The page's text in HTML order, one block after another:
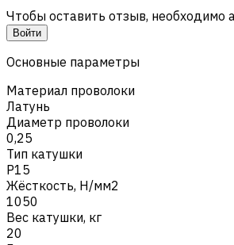
Чтобы оставить отзыв, необходимо
Войти
Основные параметры
Материал проволоки
Латунь
Диаметр проволоки
0,25
Тип катушки
P15
Жёсткость, Н/мм2
1050
Вес катушки, кг
20